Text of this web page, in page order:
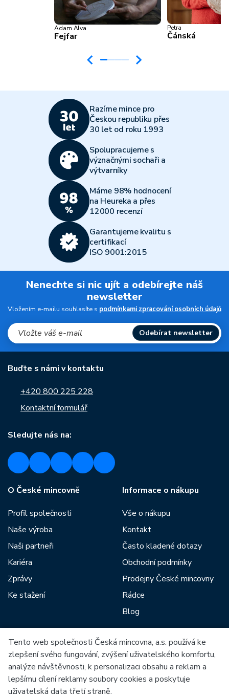
Adam Alva
Fejfar
Petra
Čánská
Razíme mince pro
Českou republiku přes
30 let od roku 1993
Spolupracujeme s
význačnými sochaři a
výtvarníky
Máme 98% hodnocení
na Heureka a přes
12000 recenzí
Garantujeme kvalitu s
certifikací
ISO 9001:2015
Nenechte si nic ujít a odebírejte náš
newsletter
Vložením e-mailu souhlasíte s podmínkami zpracování osobních údajů
Odebírat newsletter
Buďte s námi v kontaktu
+420 800 225 228
Kontaktní formulář
Sledujte nás na:
O České mincovně
Profil společnosti
Naše výroba
Naši partneři
Kariéra
Zprávy
Ke stažení
Informace o nákupu
Vše o nákupu
Kontakt
Často kladené dotazy
Obchodní podmínky
Prodejny České mincovny
Rádce
Blog
Mezi naše partnery patří:
Tento web společnosti Česká mincovna, a.s. používá ke
zlepšení svého fungování, zvýšení uživatelského komfortu,
analýze návštěvnosti, k personalizaci obsahu a reklam a
lepšímu cílení reklamy soubory cookies a poskytuje
uživatelská data třetí straně.